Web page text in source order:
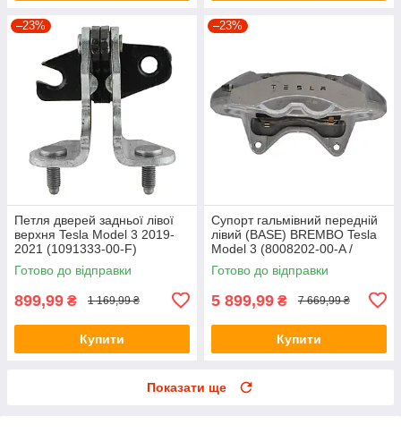
–23%
Петля дверей задньої лівої
верхня Tesla Model 3 2019-
2021 (1091333-00-F)
(Оригінал)
Готово до відправки
899,99 ₴ 1 169,99 ₴
Купити
–23%
Супорт гальмівний передній
лівий (BASE) BREMBO Tesla
Model 3 (8008202-00-A /
1044621-00-E)
Готово до відправки
5 899,99 ₴ 7 669,99 ₴
Купити
Показати ще